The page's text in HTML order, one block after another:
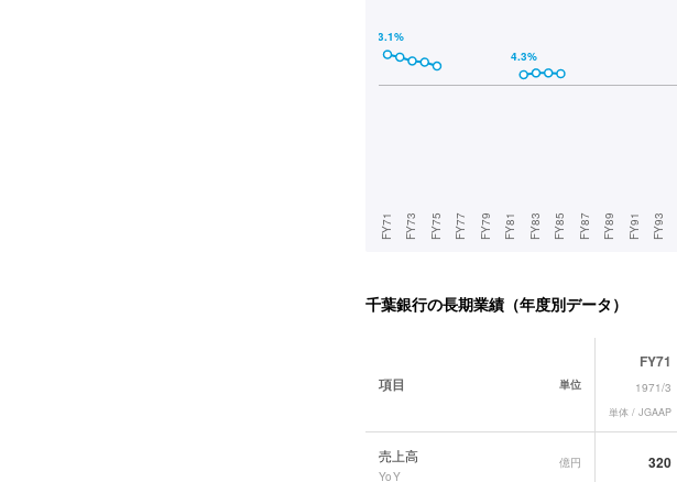
千葉銀行の長期業績（年度別データ）
項目 単位
FY71
1971/3
単体 / JGAAP
売上高
YoY
億円 320